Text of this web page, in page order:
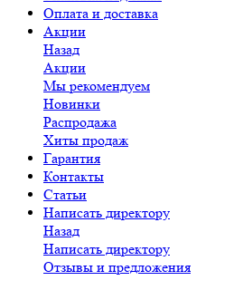
Оплата и доставка
Акции
Назад
Акции
Мы рекомендуем
Новинки
Распродажа
Хиты продаж
Гарантия
Контакты
Статьи
Написать директору
Назад
Написать директору
Отзывы и предложения